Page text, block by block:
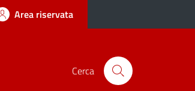
Area riservata
Cerca